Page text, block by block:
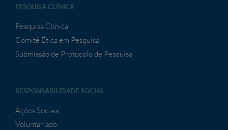
PESQUISA CLÍNICA
Pesquisa Clínica
Comitê Ética em Pesquisa
Submissão de Protocolo de Pesquisa
RESPONSABILIDADE SOCIAL
Ações Sociais
Voluntariado